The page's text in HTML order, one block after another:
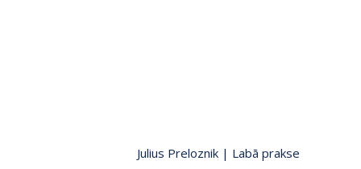
Julius Preloznik | Labā prakse